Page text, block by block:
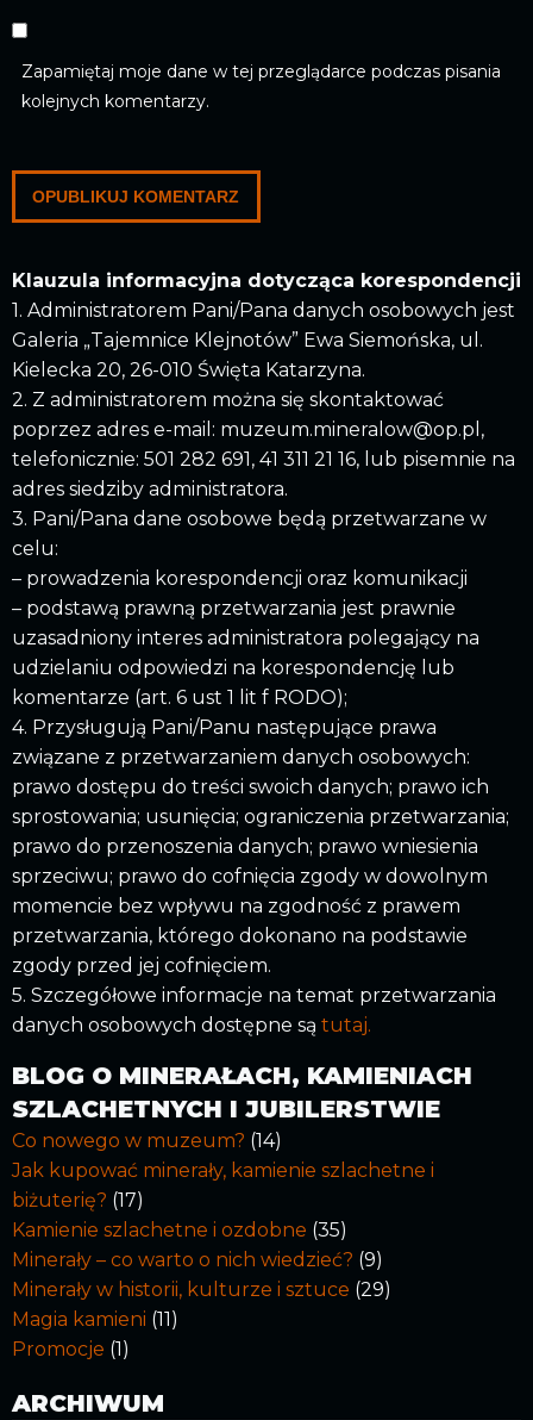
Zapamiętaj moje dane w tej przeglądarce podczas pisania
kolejnych komentarzy.
Klauzula informacyjna dotycząca korespondencji
1. Administratorem Pani/Pana danych osobowych jest
Galeria „Tajemnice Klejnotów” Ewa Siemońska, ul.
Kielecka 20, 26-010 Święta Katarzyna.
2. Z administratorem można się skontaktować
poprzez adres e-mail: muzeum.mineralow@op.pl,
telefonicznie: 501 282 691, 41 311 21 16, lub pisemnie na
adres siedziby administratora.
3. Pani/Pana dane osobowe będą przetwarzane w
celu:
– prowadzenia korespondencji oraz komunikacji
– podstawą prawną przetwarzania jest prawnie
uzasadniony interes administratora polegający na
udzielaniu odpowiedzi na korespondencję lub
komentarze (art. 6 ust 1 lit f RODO);
4. Przysługują Pani/Panu następujące prawa
związane z przetwarzaniem danych osobowych:
prawo dostępu do treści swoich danych; prawo ich
sprostowania; usunięcia; ograniczenia przetwarzania;
prawo do przenoszenia danych; prawo wniesienia
sprzeciwu; prawo do cofnięcia zgody w dowolnym
momencie bez wpływu na zgodność z prawem
przetwarzania, którego dokonano na podstawie
zgody przed jej cofnięciem.
5. Szczegółowe informacje na temat przetwarzania
danych osobowych dostępne są tutaj.
BLOG O MINERAŁACH, KAMIENIACH
SZLACHETNYCH I JUBILERSTWIE
Co nowego w muzeum? (14)
Jak kupować minerały, kamienie szlachetne i
biżuterię? (17)
Kamienie szlachetne i ozdobne (35)
Minerały – co warto o nich wiedzieć? (9)
Minerały w historii, kulturze i sztuce (29)
Magia kamieni (11)
Promocje (1)
ARCHIWUM